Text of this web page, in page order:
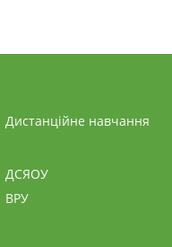
Дистанційне навчання
ДСЯОУ
ВРУ